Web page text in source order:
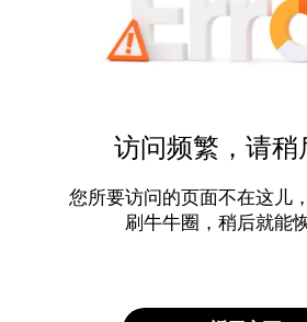
访问频繁，请稍
您所要访问的页面不在这儿
刷牛牛圈，稍后就能